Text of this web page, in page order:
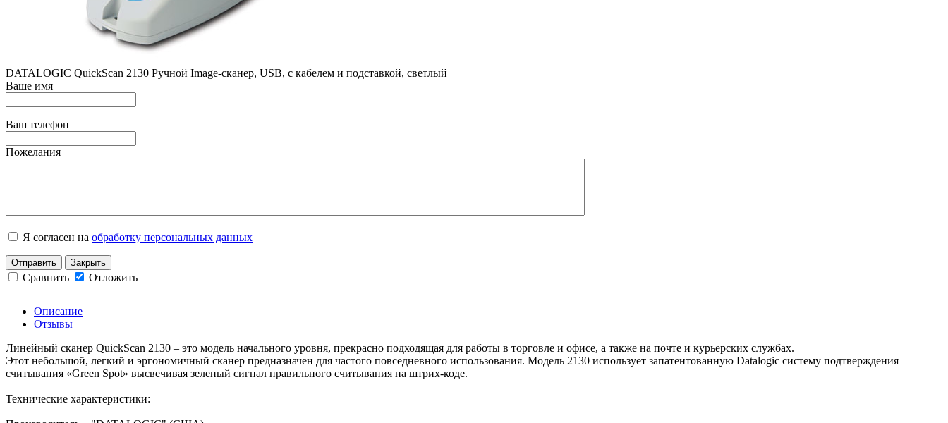
DATALOGIC QuickScan 2130 Ручной Image-сканер, USB, с кабелем и подставкой, светлый
Ваше имя
Ваш телефон
Пожелания
Я согласен на обработку персональных данных
Отправить Закрыть
Сравнить Отложить
Описание
Отзывы
Линейный сканер QuickScan 2130 – это модель начального уровня, прекрасно подходящая для работы в торговле и офисе, а также на почте и курьерских службах.
Этот небольшой, легкий и эргономичный сканер предназначен для частого повседневного использования. Модель 2130 использует запатентованную Datalogic систему подтверждения
считывания «Green Spot» высвечивая зеленый сигнал правильного считывания на штрих-коде.
Технические характеристики: